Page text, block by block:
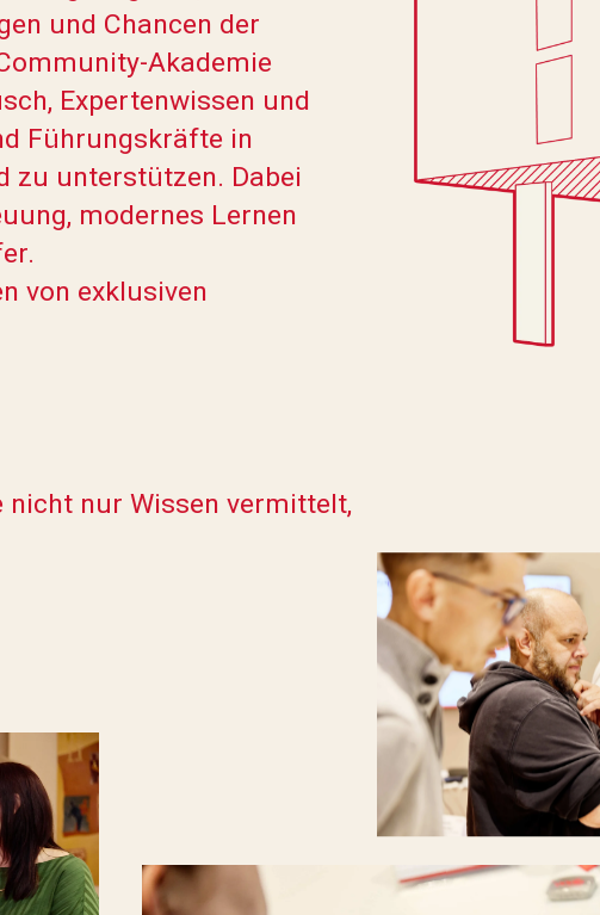
und Chancen der
Akademie
Expertenwissen und
Führungskräfte in
zu unterstützen. Dabei
modernes Lernen
von exklusiven
nicht nur Wissen vermittelt,